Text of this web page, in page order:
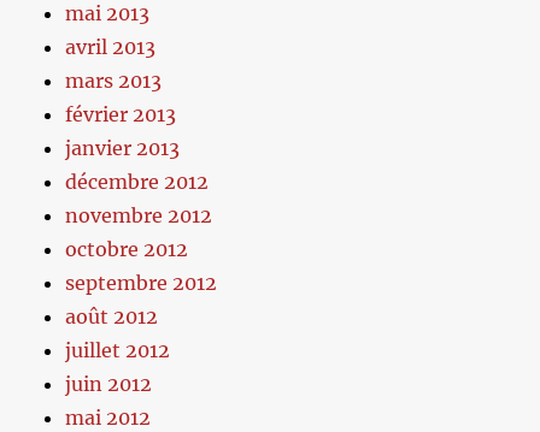
mai 2013
avril 2013
mars 2013
février 2013
janvier 2013
décembre 2012
novembre 2012
octobre 2012
septembre 2012
août 2012
juillet 2012
juin 2012
mai 2012